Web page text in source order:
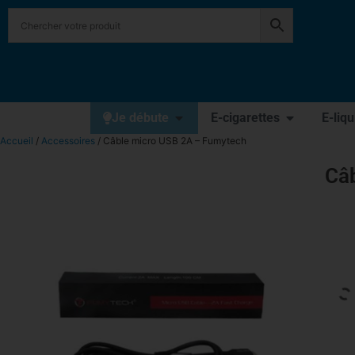
Je débute E-cigarettes E-
Accueil / Accessoires / Câble micro USB 2A – Fumytech